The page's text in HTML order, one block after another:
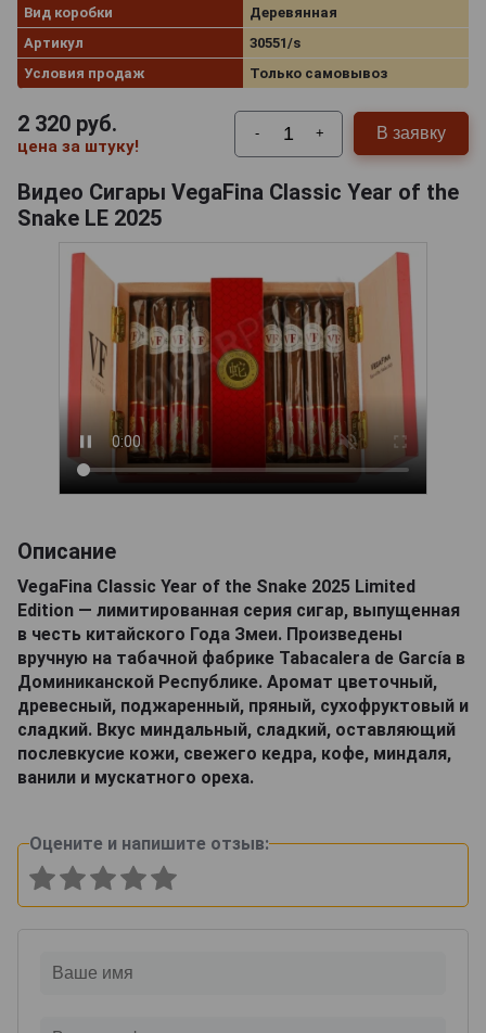
Вид коробки
Деревянная
Артикул
30551/s
Условия продаж
Только самовывоз
2 320 руб.
цена за штуку!
- + В заявку
Видео Сигары VegaFina Classic Year of the
Snake LE 2025
Описание
VegaFina Classic Year of the Snake 2025 Limited
Edition — лимитированная серия сигар, выпущенная
в честь китайского Года Змеи. Произведены
вручную на табачной фабрике Tabacalera de García в
Доминиканской Республике. Аромат цветочный,
древесный, поджаренный, пряный, сухофруктовый и
сладкий. Вкус миндальный, сладкий, оставляющий
послевкусие кожи, свежего кедра, кофе, миндаля,
ванили и мускатного ореха.
Оцените и напишите отзыв: